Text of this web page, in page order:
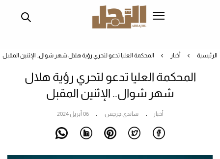
الرئيسية أخبار المحكمة العليا تدعو لتحري رؤية هلال شهر شوال.. الإثنين المقبل
المحكمة العليا تدعو لتحري رؤية هلال
شهر شوال.. الإثنين المقبل
أخبار ساندي جرجس 06 أبريل 2024